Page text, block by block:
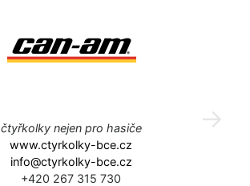
čtyřkolky nejen pro hasiče
www.ctyrkolky-bce.cz
info@ctyrkolky-bce.cz
+420 267 315 730